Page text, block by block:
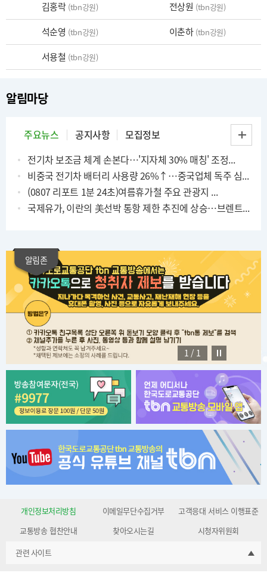
김홍락 (tbn강원) 전상원 (tbn강원)
석순영 (tbn강원) 이춘하 (tbn강원)
서용철 (tbn강원)
알림마당
주요뉴스
전기차 보조금 체계 손본다…'지자체 30% 매칭' 조정...
비중국 전기차 배터리 사용량 26%↑…중국업체 독주 심...
(0807 리포트 1분 24초)여름휴가철 주요 관광지 ...
국제유가, 이란의 美선박 통항 제한 추진에 상승…브렌트...
공지사항 모집정보
알림존
1 / 1
개인정보처리방침 이메일무단수집거부
고객응대 서비스 이행표준
교통방송 협찬안내
찾아오시는길
시청자위원회
관련 사이트